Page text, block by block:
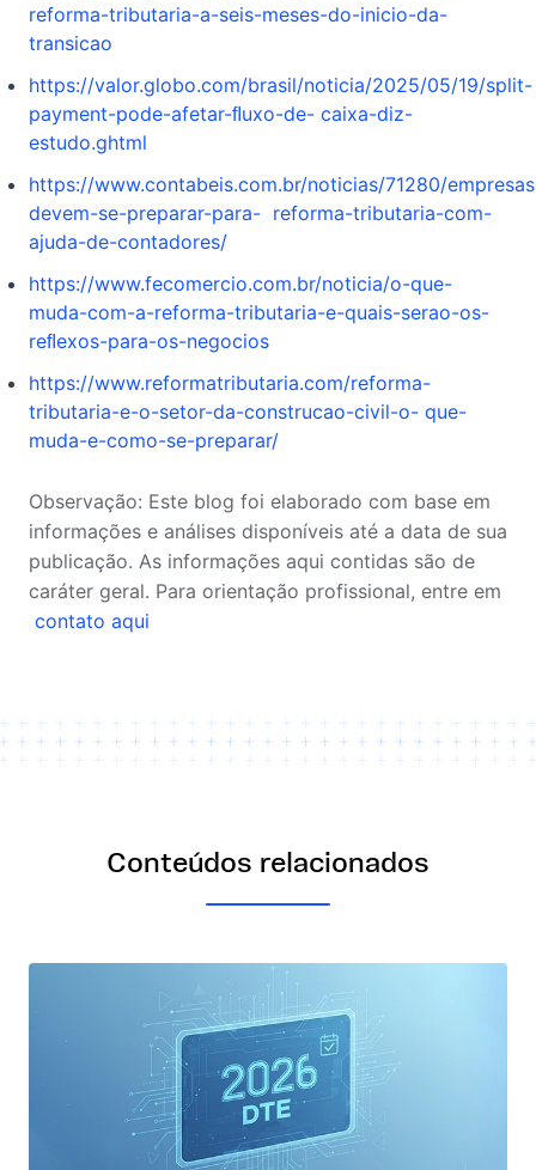
reforma-tributaria-a-seis-meses-do-inicio-da-
transicao
https://valor.globo.com/brasil/noticia/2025/05/19/split-
payment-pode-afetar-ﬂuxo-de- caixa-diz-
estudo.ghtml
https://www.contabeis.com.br/noticias/71280/
devem-se-preparar-para- reforma-tributaria-com-
ajuda-de-contadores/
https://www.fecomercio.com.br/noticia/o-que-
muda-com-a-reforma-tributaria-e-quais-serao-os-
reﬂexos-para-os-negocios
https://www.reformatributaria.com/reforma-
tributaria-e-o-setor-da-construcao-civil-o- que-
muda-e-como-se-preparar/
Observação: Este blog foi elaborado com base em
informações e análises disponíveis até a data de sua
publicação. As informações aqui contidas são de
caráter geral. Para orientação profissional, entre em
contato aqui
Conteúdos relacionados